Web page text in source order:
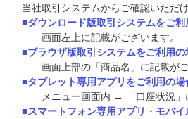
当社取引システムからご確認いただけ
■ダウンロード版取引システムをご利
画面左上に記載がございます。
■ブラウザ版取引システムをご利用の
画面上部の「商品名」に記載がご
■タブレット専用アプリをご利用の場
メニュー画面内 → 「口座状況」
■スマートフォン専用アプリ・モバ